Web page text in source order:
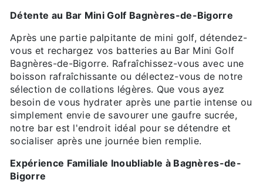
Détente au Bar Mini Golf Bagnères-de-Bigorre
Après une partie palpitante de mini golf, détendez-
vous et rechargez vos batteries au Bar Mini Golf
Bagnères-de-Bigorre. Rafraîchissez-vous avec une
boisson rafraîchissante ou délectez-vous de notre
sélection de collations légères. Que vous ayez
besoin de vous hydrater après une partie intense ou
simplement envie de savourer une gaufre sucrée,
notre bar est l'endroit idéal pour se détendre et
socialiser après une journée bien remplie.
Expérience Familiale Inoubliable à Bagnères-de-
Bigorre